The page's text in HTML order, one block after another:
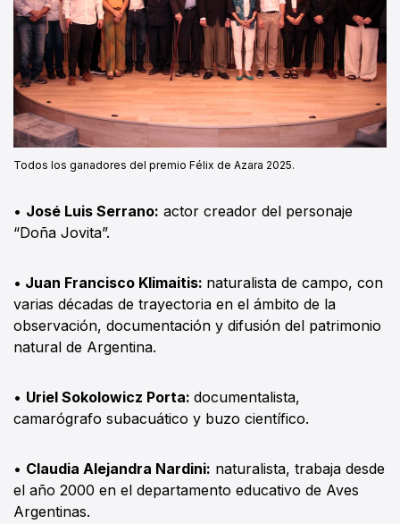
Todos los ganadores del premio Félix de Azara 2025.
• José Luis Serrano: actor creador del personaje
“Doña Jovita”.
• Juan Francisco Klimaitis: naturalista de campo, con
varias décadas de trayectoria en el ámbito de la
observación, documentación y difusión del patrimonio
natural de Argentina.
• Uriel Sokolowicz Porta: documentalista,
camarógrafo subacuático y buzo científico.
• Claudia Alejandra Nardini: naturalista, trabaja desde
el año 2000 en el departamento educativo de Aves
Argentinas.